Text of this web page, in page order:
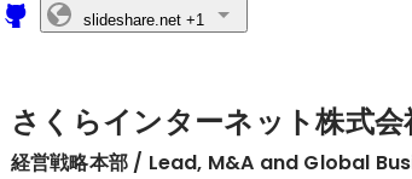
slideshare.net+1
さくらインターネット株式会
経営戦略本部 / Lead, M&A and Global